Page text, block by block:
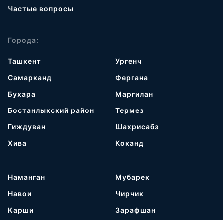
Частые вопросы
Города:
Ташкент
Самарканд
Бухара
Бостанлыкский район
Гиждуван
Хива
Ургенч
Фергана
Маргилан
Термез
Шахрисабз
Коканд
Наманган
Навои
Карши
Мубарек
Чирчик
Зарафшан